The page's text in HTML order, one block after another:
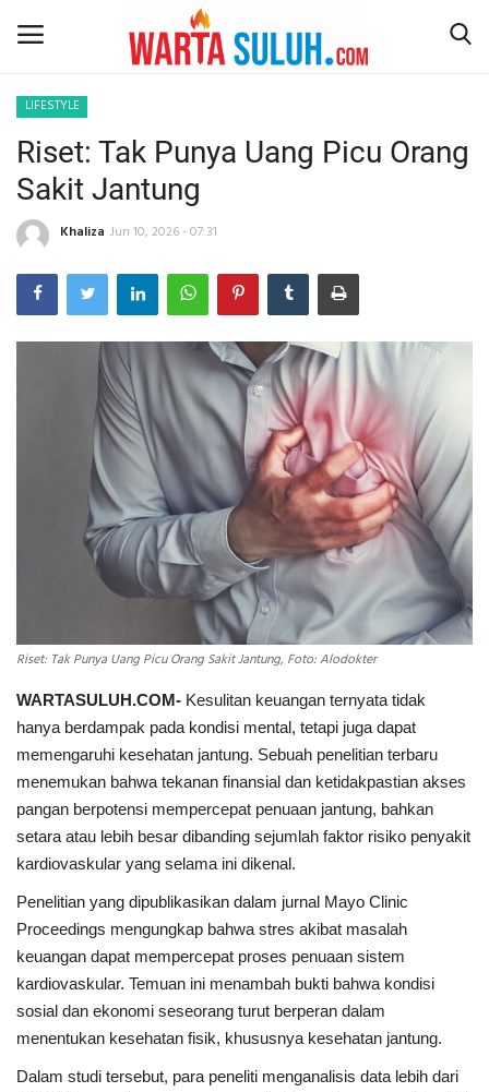
Home
NEWS
POLITIK
PSPS PEKANBARU
LIFESTYLE
Riset: Tak Punya Uang Picu Orang
Sakit Jantung
Khaliza Jun 10, 2026 - 07:31
Riset: Tak Punya Uang Picu Orang Sakit Jantung, Foto: Alodokter
WARTASULUH.COM- Kesulitan keuangan ternyata tidak
hanya berdampak pada kondisi mental, tetapi juga dapat
memengaruhi kesehatan jantung. Sebuah penelitian terbaru
menemukan bahwa tekanan finansial dan ketidakpastian akses
pangan berpotensi mempercepat penuaan jantung, bahkan
setara atau lebih besar dibanding sejumlah faktor risiko penyakit
kardiovaskular yang selama ini dikenal.
Penelitian yang dipublikasikan dalam jurnal Mayo Clinic
Proceedings mengungkap bahwa stres akibat masalah
keuangan dapat mempercepat proses penuaan sistem
kardiovaskular. Temuan ini menambah bukti bahwa kondisi
sosial dan ekonomi seseorang turut berperan dalam
menentukan kesehatan fisik, khususnya kesehatan jantung.
Dalam studi tersebut, para peneliti menganalisis data lebih dari